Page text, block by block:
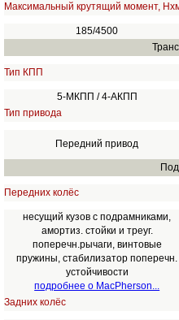
Максимальный крутящий момент,
185/4500
Тип КПП
5-МКПП / 4-АКПП
Тип привода
Передний привод
Передних колёс
несущий кузов с подрамниками,
амортиз. стойки и треуг.
поперечн.рычаги, винтовые
пружины, стабилизатор поперечн.
устойчивости
подробнее о MacPherson...
Задних колёс